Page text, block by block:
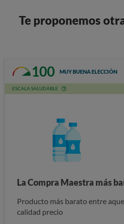
Te proponemos
100 MUY BUENA ELECCIÓN
ESCALA SALUDABLE
La Compra Maestra más
Producto más barato entre
calidad precio